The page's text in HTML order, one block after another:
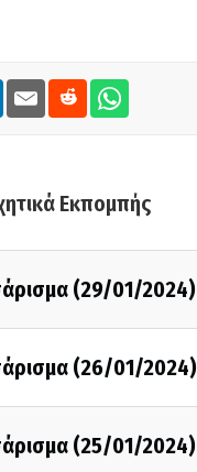
Εκπομπής
(29/01/2024)
(26/01/2024)
(25/01/2024)